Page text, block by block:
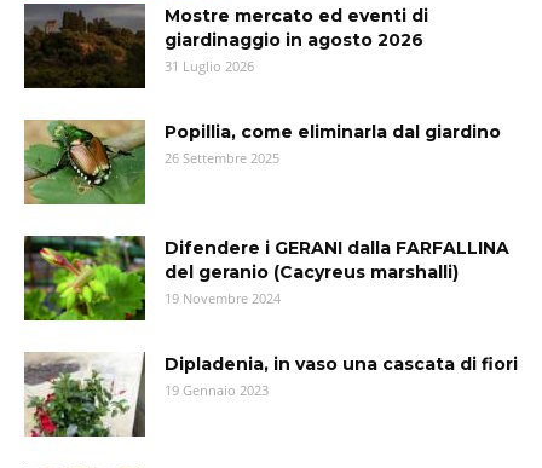
Mostre mercato ed eventi di
giardinaggio in agosto 2026
31 Luglio 2026
Popillia, come eliminarla dal giardino
26 Settembre 2025
Difendere i GERANI dalla FARFALLINA
del geranio (Cacyreus marshalli)
19 Novembre 2024
Dipladenia, in vaso una cascata di fiori
19 Gennaio 2023